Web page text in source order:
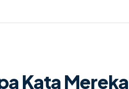
Kata Mereka